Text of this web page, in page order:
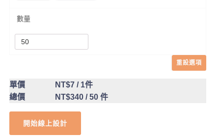
數量
重設選項
單價 NT$7/ 1件
總價
NT$340/ 50 件
開始線上設計